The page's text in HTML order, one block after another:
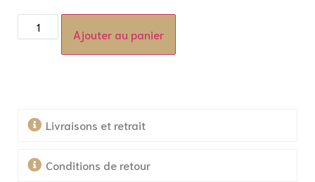
Ajouter au panier
Livraisons et retrait
Conditions de retour